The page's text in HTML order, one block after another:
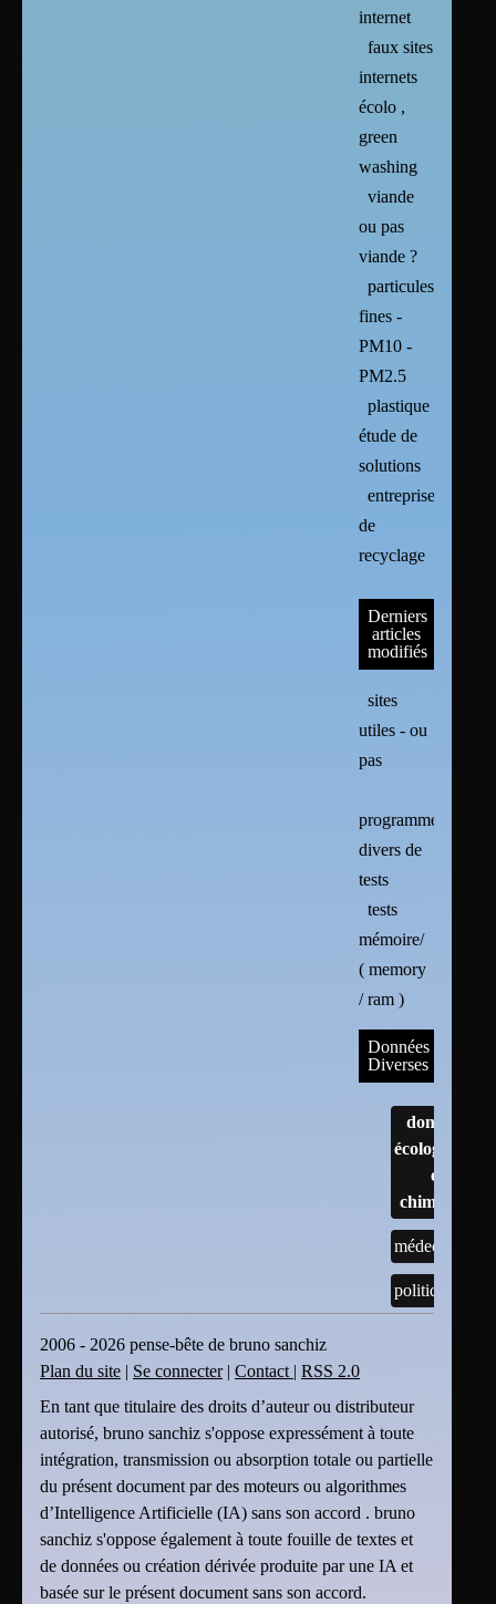
internet
faux sites
internets
écolo ,
green
washing
viande
ou pas
viande ?
particules
fines -
PM10 -
PM2.5
plastique :
étude de
solutions
entreprises
de
recyclage
Derniers
articles
modifiés
sites
utiles - ou
pas
programmes
divers de
tests
tests
mémoire/
( memory
/ ram )
Données
Diverses
données
écologiques
et
chimiques
médecine
politique
2006 - 2026 pense-bête de bruno sanchiz
Plan du site | Se connecter| Contact | RSS 2.0
En tant que titulaire des droits d’auteur ou distributeur
autorisé, bruno sanchiz s'oppose expressément à toute
intégration, transmission ou absorption totale ou partielle
du présent document par des moteurs ou algorithmes
d’Intelligence Artificielle (IA) sans son accord . bruno
sanchiz s'oppose également à toute fouille de textes et
de données ou création dérivée produite par une IA et
basée sur le présent document sans son accord.